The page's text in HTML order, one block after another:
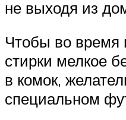
не выходя из
Чтобы во время
стирки мелкое
в комок,
специальном